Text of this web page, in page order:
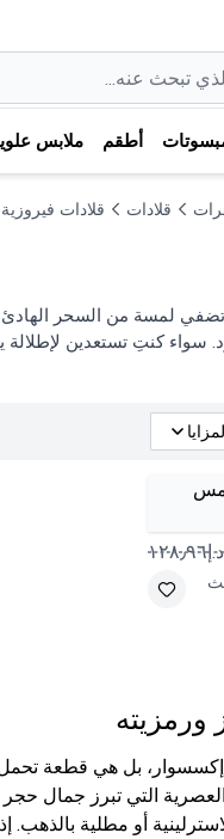
أطقم ملابس
قلادات قلادات فيروزية
لمسة من السحر الهادئ
سواء كنتِ تستعدين لإطلالة
د.إ١٢٨٫٩٦
ورمزيته
بل هي قطعة تحمل
العصرية التي تبرز جمال
أو مطلية بالذهب.